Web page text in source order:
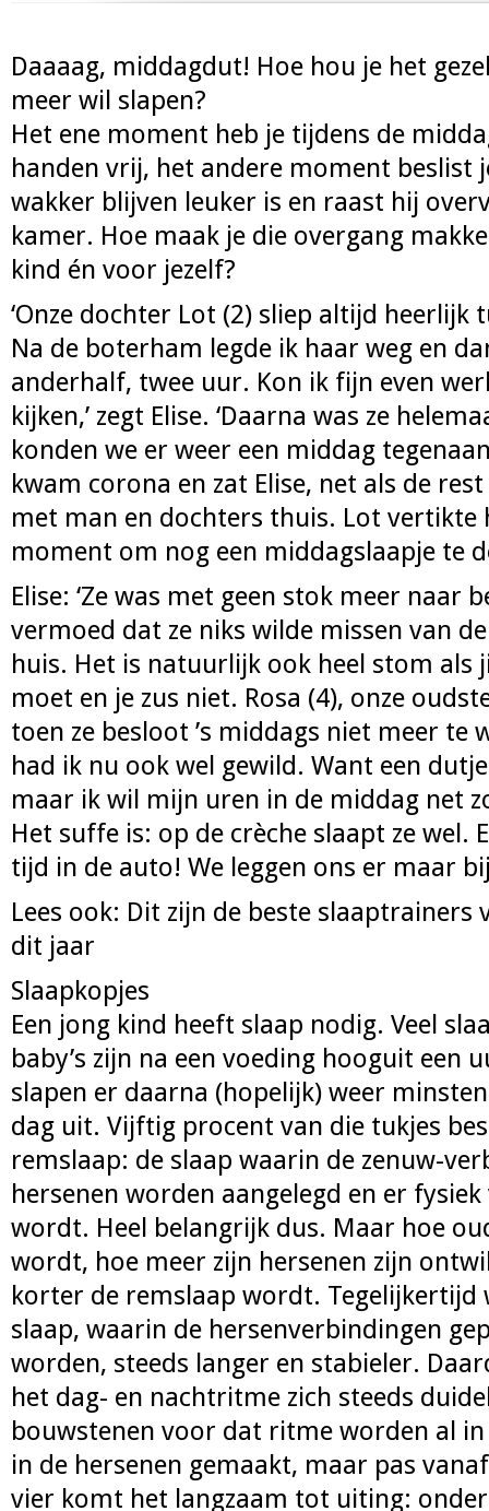
Daaaag, middagdut! Hoe hou je het
meer wil slapen?
Het ene moment heb je tijdens de
handen vrij, het andere moment beslist
wakker blijven leuker is en raast hij
kamer. Hoe maak je die overgang
kind én voor jezelf?
‘Onze dochter Lot (2) sliep altijd heerlijk
Na de boterham legde ik haar weg en
anderhalf, twee uur. Kon ik fijn even
kijken,’ zegt Elise. ‘Daarna was ze
konden we er weer een middag
kwam corona en zat Elise, net als de
met man en dochters thuis. Lot vertikte
moment om nog een middagslaapje te
Elise: ‘Ze was met geen stok meer naar
vermoed dat ze niks wilde missen van de
huis. Het is natuurlijk ook heel stom als
moet en je zus niet. Rosa (4), onze
toen ze besloot ’s middags niet meer te
had ik nu ook wel gewild. Want een
maar ik wil mijn uren in de middag net
Het suffe is: op de crèche slaapt ze wel.
tijd in de auto! We leggen ons er maar bij
Lees ook: Dit zijn de beste slaaptrainers
dit jaar
Slaapkopjes
Een jong kind heeft slaap nodig. Veel
baby’s zijn na een voeding hooguit een
slapen er daarna (hopelijk) weer
dag uit. Vijftig procent van die tukjes
remslaap: de slaap waarin de zenuw-
hersenen worden aangelegd en er
wordt. Heel belangrijk dus. Maar hoe
wordt, hoe meer zijn hersenen zijn
korter de remslaap wordt. Tegelijkertijd
slaap, waarin de hersenverbindingen
worden, steeds langer en stabieler.
het dag- en nachtritme zich steeds
bouwstenen voor dat ritme worden al in
in de hersenen gemaakt, maar pas
vier komt het langzaam tot uiting: